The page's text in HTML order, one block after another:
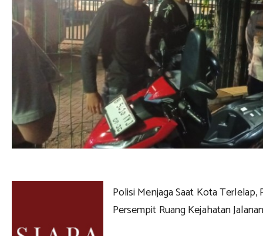
Polisi Menjaga Saat Kota
Persempit Ruang Kejahatan